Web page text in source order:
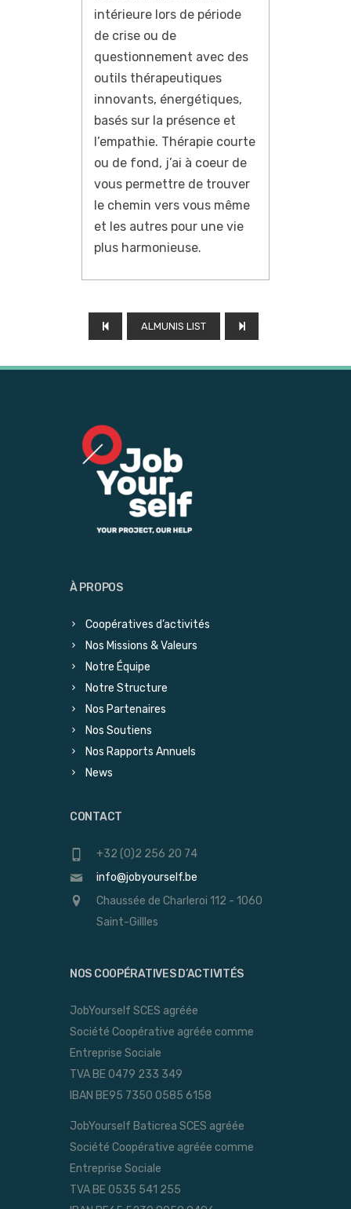
intérieure lors de période
de crise ou de
questionnement avec des
outils thérapeutiques
innovants, énergétiques,
basés sur la présence et
l’empathie. Thérapie courte
ou de fond, j’ai à coeur de
vous permettre de trouver
le chemin vers vous même
et les autres pour une vie
plus harmonieuse.
ALMUNIS LIST
À PROPOS
Coopératives d’activités
Nos Missions & Valeurs
Notre Équipe
Notre Structure
Nos Partenaires
Nos Soutiens
Nos Rapports Annuels
News
CONTACT
+32 (0)2 256 20 74
info@jobyourself.be
Chaussée de Charleroi 112 - 1060
Saint-Gillles
NOS COOPÉRATIVES D’ACTIVITÉS
JobYourself SCES agréée
Société Coopérative agréée comme
Entreprise Sociale
TVA BE 0479 233 349
IBAN BE95 7350 0585 6158
JobYourself Baticrea SCES agréée
Société Coopérative agréée comme
Entreprise Sociale
TVA BE 0535 541 255